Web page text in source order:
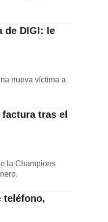
de DIGI: le
nueva víctima a
tras el
la Champions
teléfono,